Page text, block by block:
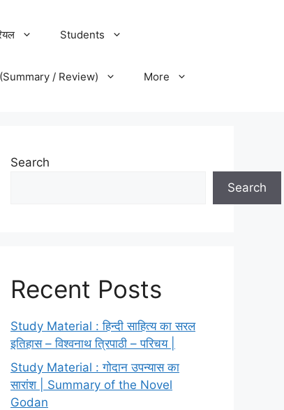
Students
/ Review) More
Search
Search
Recent Posts
Study Material : हिन्दी साहित्य का सरल
इतिहास – विश्वनाथ त्रिपाठी – परिचय |
Study Material : गोदान उपन्यास का
सारांश | Summary of the Novel
Godan